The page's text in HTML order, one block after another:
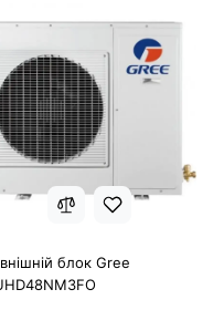
блок Gree